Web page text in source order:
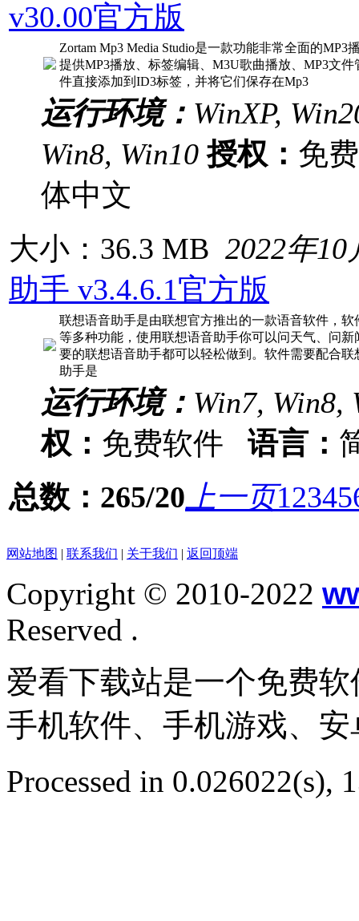
v30.00官方版
Zortam Mp3 Media Studio是一款功能非常全面的
提供MP3播放、标签编辑、M3U歌曲播放、MP3文
件直接添加到ID3标签，并将它们保存在Mp3
运行环境： WinXP,
Win8, Win10 授权： 免
体中文
大小：36.3 MB 2022年10
助手 v3.4.6.1官方版
联想语音助手是由联想官方推出的一款语音软件，
等多种功能，使用联想语音助手你可以问天气、问
要的联想语音助手都可以轻松做到。软件需要配合
助手是
运行环境： Win7, Win8,
权： 免费软件 语言：
总数：265/20 上一页12345
网站地图 | 联系我们 | 关于我们 | 返回顶端
Copyright © 2010-2022
Reserved .
爱看下载站是一个免费
手机软件、手机游戏、
Processed in 0.026022(s),